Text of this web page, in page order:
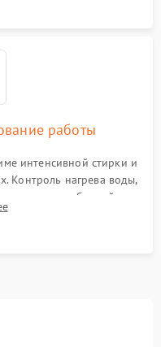
работы
интенсивной стирки и
Контроль нагрева воды,
излишних вибраций,
под корпусом.